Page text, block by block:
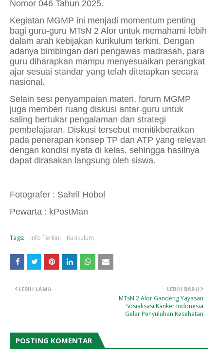
Nomor 046 Tahun 2025.
Kegiatan MGMP ini menjadi momentum penting
bagi guru-guru MTsN 2 Alor untuk memahami lebih
dalam arah kebijakan kurikulum terkini. Dengan
adanya bimbingan dari pengawas madrasah, para
guru diharapkan mampu menyesuaikan perangkat
ajar sesuai standar yang telah ditetapkan secara
nasional.
Selain sesi penyampaian materi, forum MGMP
juga memberi ruang diskusi antar-guru untuk
saling bertukar pengalaman dan strategi
pembelajaran. Diskusi tersebut menitikberatkan
pada penerapan konsep TP dan ATP yang relevan
dengan kondisi nyata di kelas, sehingga hasilnya
dapat dirasakan langsung oleh siswa.
Fotografer : Sahril Hobol
Pewarta : kPostMan
Tags: Info Terkini Kurikulum
LEBIH BARU
MTsN 2 Alor Gandeng Yayasan
Sosialisasi Kanker Indonesia
Gelar Penyuluhan Kesehatan
LEBIH LAMA
POSTING KOMENTAR